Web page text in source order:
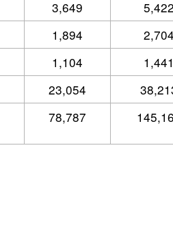
3,649
5,422
1,894
2,704
1,104
1,441
23,054
78,787